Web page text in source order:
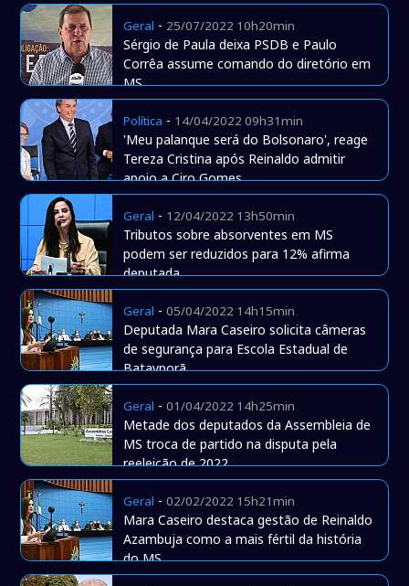
Geral - 25/07/2022 10h20min
Sérgio de Paula deixa PSDB e Paulo
Corrêa assume comando do diretório em
MS
Política - 14/04/2022 09h31min
'Meu palanque será do Bolsonaro', reage
Tereza Cristina após Reinaldo admitir
apoio a Ciro Gomes
Geral - 12/04/2022 13h50min
Tributos sobre absorventes em MS
podem ser reduzidos para 12% afirma
deputada
Geral -05/04/2022 14h15min
Deputada Mara Caseiro solicita câmeras
de segurança para Escola Estadual de
Batayporã
Geral -01/04/2022 14h25min
Metade dos deputados da Assembleia de
MS troca de partido na disputa pela
reeleição de 2022
Geral -02/02/2022 15h21min
Mara Caseiro destaca gestão de Reinaldo
Azambuja como a mais fértil da história
do MS